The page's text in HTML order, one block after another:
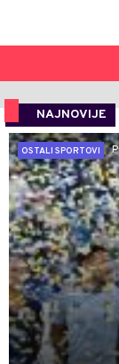
NAJNOVIJE
OSTALI SPORTOVI